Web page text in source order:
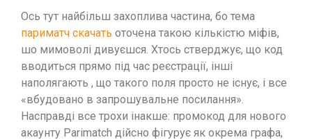
Ось тут найбільш захоплива частина, бо тема
париматч скачать оточена такою кількістю міфів,
шо мимоволі дивуєшся. Хтось стверджує, що код
вводиться прямо під час реєстрації, інші
наполягають , що такого поля просто не існує, і все
«вбудовано в запрошувальне посилання».
Насправді все трохи інакше: промокод для нового
акаунту Parimatch дійсно фігурує як окрема графа,